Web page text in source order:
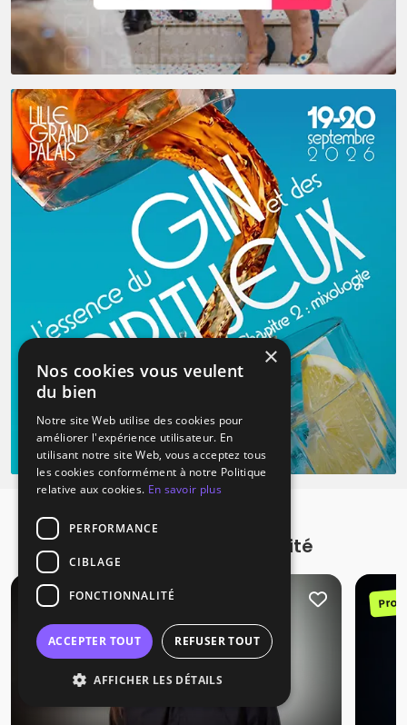
Promotions à proximité
Promotion
×
Nos cookies vous veulent
du bien
Notre site Web utilise des cookies pour
améliorer l'expérience utilisateur. En
utilisant notre site Web, vous acceptez tous
les cookies conformément à notre Politique
relative aux cookies. En savoir plus
PERFORMANCE
CIBLAGE
FONCTIONNALITÉ
ACCEPTER TOUT REFUSER TOUT
AFFICHER LES DÉTAILS